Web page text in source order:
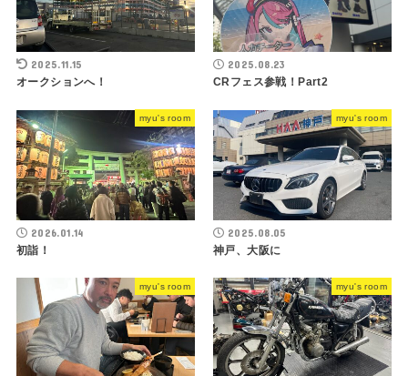
2025.11.15
オークションへ！
2025.08.23
CRフェス参戦！Part2
myu's room
2026.01.14
初詣！
myu's room
2025.08.05
神戸、大阪に
myu's room myu's room